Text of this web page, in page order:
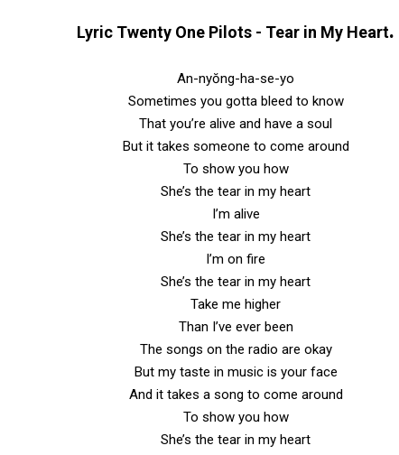
Lyric Twenty One Pilots - Tear in My Heart.
An-nyŏng-ha-se-yo
Sometimes you gotta bleed to know
That you’re alive and have a soul
But it takes someone to come around
To show you how
She’s the tear in my heart
I’m alive
She’s the tear in my heart
I’m on fire
She’s the tear in my heart
Take me higher
Than I’ve ever been
The songs on the radio are okay
But my taste in music is your face
And it takes a song to come around
To show you how
She’s the tear in my heart